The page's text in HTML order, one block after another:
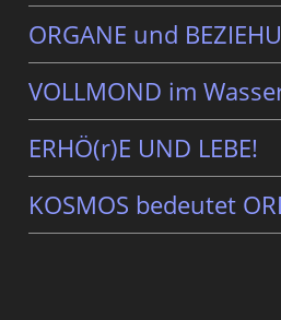
ORGANE und
VOLLMOND im
ERHÖ(r)E UND LEBE!
KOSMOS bedeutet